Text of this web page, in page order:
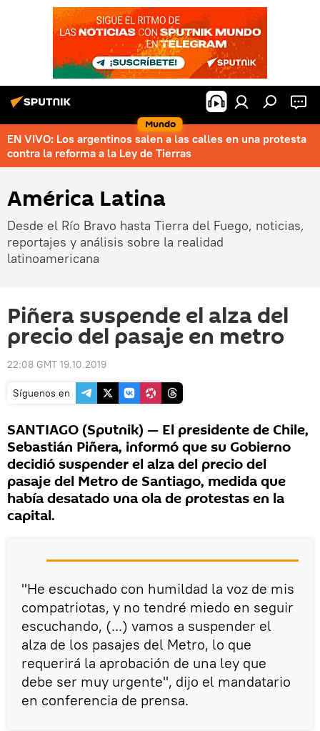
Mundo
EN VIVO: Los argentinos salen a las calles en una protesta
contra la reforma a la Ley de Tierras
América Latina
Desde el Río Bravo hasta Tierra del Fuego, noticias,
reportajes y análisis sobre la realidad
latinoamericana
Piñera suspende el alza del
precio del pasaje en metro
22:08 GMT 19.10.2019
Síguenos en
SANTIAGO (Sputnik) — El presidente de Chile,
Sebastián Piñera, informó que su Gobierno
decidió suspender el alza del precio del
pasaje del Metro de Santiago, medida que
había desatado una ola de protestas en la
capital.
"He escuchado con humildad la voz de mis
compatriotas, y no tendré miedo en seguir
escuchando, (...) vamos a suspender el
alza de los pasajes del Metro, lo que
requerirá la aprobación de una ley que
debe ser muy urgente", dijo el mandatario
en conferencia de prensa.